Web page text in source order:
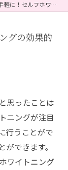
フホワイトニングの効果的な方法とは？
グの効果的
思ったことは
ニングが注目
行うことがで
できます。
ワイトニング